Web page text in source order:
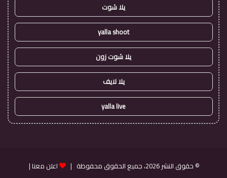
يلا شوت
yalla shoot
يلا شوت زون
يلا لايف
yalla live
© حقوق النشر 2026، جميع الحقوق محفوظة | اعلن معنا |